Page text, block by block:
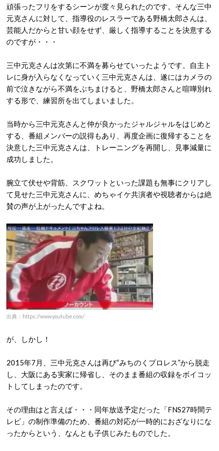
頑張ったフリをするシーンが度々見られたのです。そんな三中
元克さんに対して、指導役のレスラーである野橋太郎さんは、
芸能人だからと甘い顔をせず、厳しく指導することを決意する
のですが・・・
三中元克さんは次第に不満を募らせていったようです。自主ト
レに身が入らなくなっていく三中元克さんは、遂にはカメラの
前で泣きながら不満をぶちまけると、野橋太郎さんと喧嘩別れ
する形で、練習所を出てしまいました。
当時から三中元克さんと仲が良かったジャルジャルをはじめと
する、番組メンバーの説得もあり、再度企画に復帰することを
決意した三中元克さんは、トレーニングを再開し、見事減量に
成功しました。
腕立て伏せや背筋、スクワットといった課題も無事にクリアし
て見せた三中元克さんに、めちゃイケ共演者や視聴者からは絶
賛の声が上がったんですよね。
出典：https://www.youtube.com/
が、しかし！
2015年7月、三中元克さんは再び“みちのくプロレス”から脱走
し、大阪にある実家に帰省し、そのまま番組の収録をボイコッ
トしてしまったのです。
その理由はと言えば・・・同年放送予定だった「FNS27時間テ
レビ」の制作準備のため、番組の対応が一時的におざなりにな
ったからという、なんとも子供じみたものでした。